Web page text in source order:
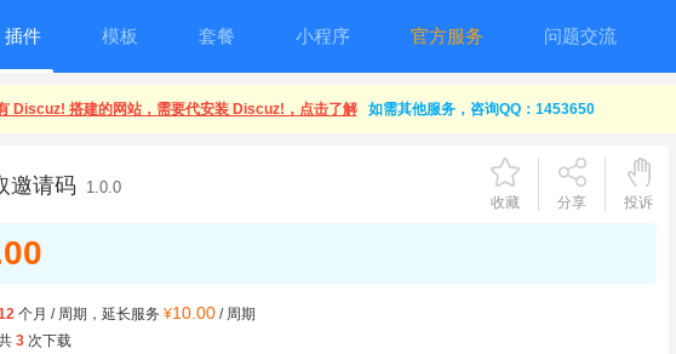
插件 模板 套餐 小程序 官方服务 问题交流
Discuz! 搭建的网站，需要代安装 Discuz!，点击了解 如需其他服务，咨询QQ：1453650
邀请码 1.0.0
收藏 分享 投诉
个月 / 周期，延长服务 ¥10.00 / 周期
3 次下载